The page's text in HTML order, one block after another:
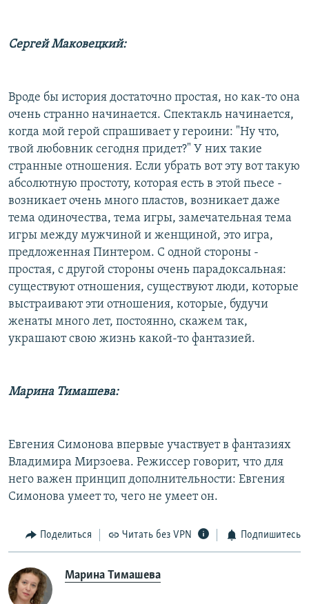
Сергей Маковецкий:
Вроде бы история достаточно простая, но как-то она
очень странно начинается. Спектакль начинается,
когда мой герой спрашивает у героини: "Ну что,
твой любовник сегодня придет?" У них такие
странные отношения. Если убрать вот эту вот такую
абсолютную простоту, которая есть в этой пьесе -
возникает очень много пластов, возникает даже
тема одиночества, тема игры, замечательная тема
игры между мужчиной и женщиной, это игра,
предложенная Пинтером. С одной стороны -
простая, с другой стороны очень парадоксальная:
существуют отношения, существуют люди, которые
выстраивают эти отношения, которые, будучи
женаты много лет, постоянно, скажем так,
украшают свою жизнь какой-то фантазией.
Марина Тимашева:
Евгения Симонова впервые участвует в фантазиях
Владимира Мирзоева. Режиссер говорит, что для
него важен принцип дополнительности: Евгения
Симонова умеет то, чего не умеет он.
Поделиться Читать без VPN Подпишитесь
Марина Тимашева